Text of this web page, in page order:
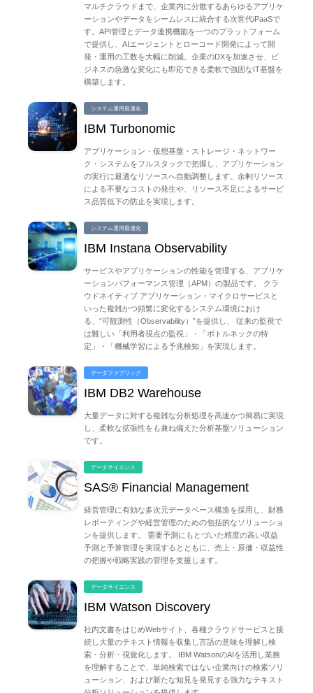
マルチクラウドまで、企業内に分散するあらゆるアプリケ
ーションやデータをシームレスに統合する次世代iPaaSで
す。API管理とデータ連携機能を一つのプラットフォーム
で提供し、AIエージェントとローコード開発によって開
発・運用の工数を大幅に削減。企業のDXを加速させ、ビ
ジネスの急激な変化にも即応できる柔軟で強固なIT基盤を
構築します。
システム運用最適化
IBM Turbonomic
アプリケーション・仮想基盤・ストレージ・ネットワー
ク・システムをフルスタックで把握し、アプリケーション
の実行に最適なリソースへ自動調整します。余剰リソース
による不要なコストの発生や、リソース不足によるサービ
ス品質低下の防止を実現します。
システム運用最適化
IBM Instana Observability
サービスやアプリケーションの性能を管理する、アプリケ
ーションパフォーマンス管理（APM）の製品です。 クラ
ウドネイティブ アプリケーション・マイクロサービスと
いった複雑かつ頻繁に変化するシステム環境におけ
る、“可観測性（Observability）”を提供し、 従来の監視で
は難しい「利用者視点の監視」・「ボトルネックの特
定」・「機械学習による予兆検知」を実現します。
データファブリック
IBM DB2 Warehouse
大量データに対する複雑な分析処理を高速かつ簡易に実現
し、柔軟な拡張性をも兼ね備えた分析基盤ソリューション
です。
データサイエンス
SAS® Financial Management
経営管理に有効な多次元データベース構造を採用し、財務
レポーティングや経営管理のための包括的なソリューショ
ンを提供します。 需要予測にもとづいた精度の高い収益
予測と予算管理を実現するとともに、売上・原価・収益性
の把握や戦略実践の管理を支援します。
データサイエンス
IBM Watson Discovery
社内文書をはじめWebサイト、各種クラウドサービスと接
続し大量のテキスト情報を収集し言語の意味を理解し検
索・分析・視覚化します。 IBM WatsonのAIを活用し業務
を理解することで、単純検索ではない企業向けの検索ソリ
ューション、および新たな知見を発見する強力なテキスト